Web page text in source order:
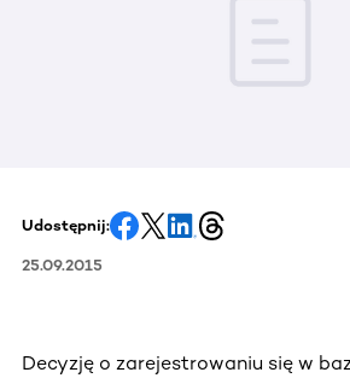
Udostępnij:
25.09.2015
Decyzję o zarejestrowaniu się w